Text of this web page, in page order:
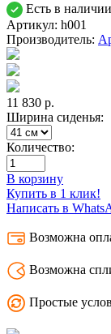
Есть в наличии
Артикул: h001
Производитель:
11 830 р.
Ширина сиденья:
Количество:
В корзину
Купить в 1 клик!
Написать в
Возможна
Возможна
Простые